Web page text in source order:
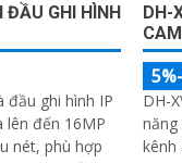
ĐẦU GHI HÌNH
đầu ghi hình IP
lên đến 16MP
nét, phù hợp
DH-
DH-
kênh